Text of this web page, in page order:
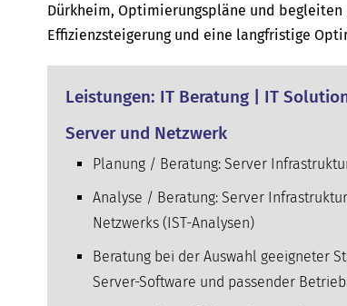
Dürkheim, Optimierungspläne und
Effizienzsteigerung und eine langfristige
Leistungen: IT Beratung | IT
Server und Netzwerk
Planung / Beratung: Server
Analyse / Beratung: Server
Netzwerks (IST-Analysen)
Beratung bei der Auswahl geeigneter
Server-Software und passender